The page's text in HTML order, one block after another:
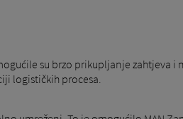
su brzo prikupljanje zahtjeva
logističkih procesa.